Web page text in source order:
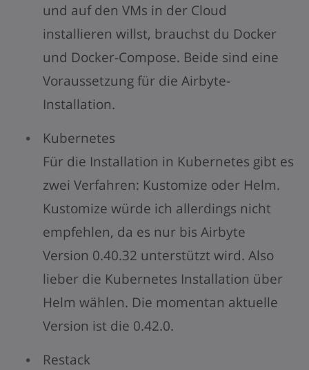
und auf den VMs in der Cloud
installieren willst, brauchst du Docker
und Docker-Compose. Beide sind eine
Voraussetzung für die Airbyte-
Installation.
Kubernetes
Für die Installation in Kubernetes gibt es
zwei Verfahren: Kustomize oder Helm.
Kustomize würde ich allerdings nicht
empfehlen, da es nur bis Airbyte
Version 0.40.32 unterstützt wird. Also
lieber die Kubernetes Installation über
Helm wählen. Die momentan aktuelle
Version ist die 0.42.0.
Restack